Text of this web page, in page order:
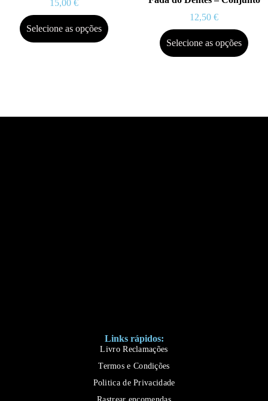
15,00 €
Selecione as opções
12,50 €
Selecione as opções
Links rápidos:
Livro Reclamações
Termos e Condições
Politica de Privacidade